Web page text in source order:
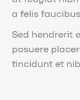
a felis
Sed hendrerit
posuere
tincidunt et